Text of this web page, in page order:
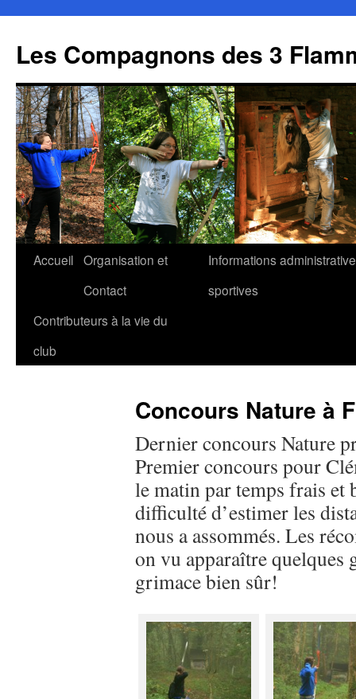
contenu
Les Compagnons des 3
Accueil Organisation et
Contact
Informations
sportives
Contributeurs à la vie du
club
Concours Nature à
Dernier concours Nature
Premier concours pour
le matin par temps frais et
difficulté d’estimer les
nous a assommés. Les
on vu apparaître
grimace bien sûr!